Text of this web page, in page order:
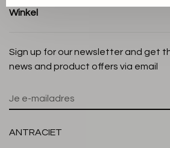
Winkel
Sign up for our newsletter and get
news and product offers via email
ANTRACIET